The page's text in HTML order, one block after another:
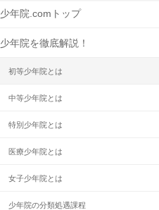
少年院.comトップ
少年院を徹底解説！
初等少年院とは
中等少年院とは
特別少年院とは
医療少年院とは
女子少年院とは
少年院の分類処遇課程